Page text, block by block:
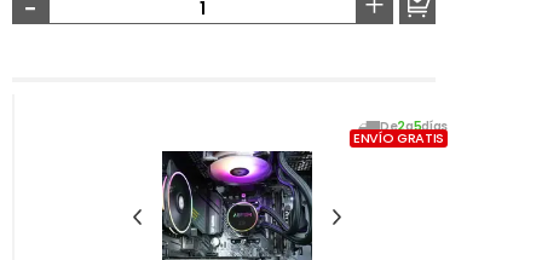
De2a5días
ENVÍO GRATIS